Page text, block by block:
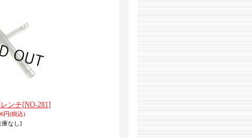
ンチ[NO-281]
円(税込)
庫なし]